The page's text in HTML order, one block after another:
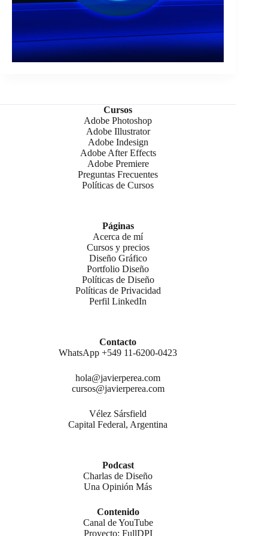
Cursos
Adobe Photoshop
Adobe Illustrator
Adobe Indesign
Adobe After Effects
Adobe Premiere
Preguntas Frecuentes
Políticas de Cursos
Páginas
Acerca de mí
Cursos y precios
Diseño Gráfico
Portfolio Diseño
Políticas de Diseño
Políticas de Privacidad
Perfil LinkedIn
Contacto
WhatsApp +549 11-6200-0423
hola@javierperea.com
cursos@javierperea.com
Vélez Sársfield
Capital Federal, Argentina
Podcast
Charlas de Diseño
Una Opinión Más
Contenido
Canal de YouTube
Proyecto: FullDPI